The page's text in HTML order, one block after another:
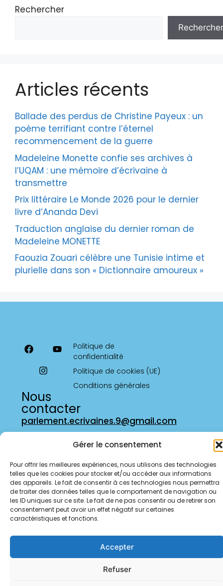
Gérer le consentement
Pour offrir les meilleures expériences, nous utilisons des technologies
telles que les cookies pour stocker et/ou accéder aux informations
des appareils. Le fait de consentir à ces technologies nous permettra
de traiter des données telles que le comportement de navigation ou
les ID uniques sur ce site. Le fait de ne pas consentir ou de retirer son
consentement peut avoir un effet négatif sur certaines
caractéristiques et fonctions.
Accepter
Refuser
Rechercher
Rechercher
Articles récents
Ballade des perdus de Christine Payeux : un
poème terrifiant contre l’éternel
recommencement de la guerre
Madeleine Monette confie ses archives à
l’UQAM : une mémoire d’écrivaine à
transmettre
Prix littéraire Le Monde 2026 pour le dernier
livre d’Ananda Devi
Traduction anglaise du dernier roman de
Madeleine MONETTE
Faouzia Zouari célèbre une Tunisie intime et
plurielle dans son « Dictionnaire amoureux »
Politique de
confidentialité
Politique de cookies (UE)
Conditions générales
Nous
contacter
parlement.ecrivaines.9@gmail.com